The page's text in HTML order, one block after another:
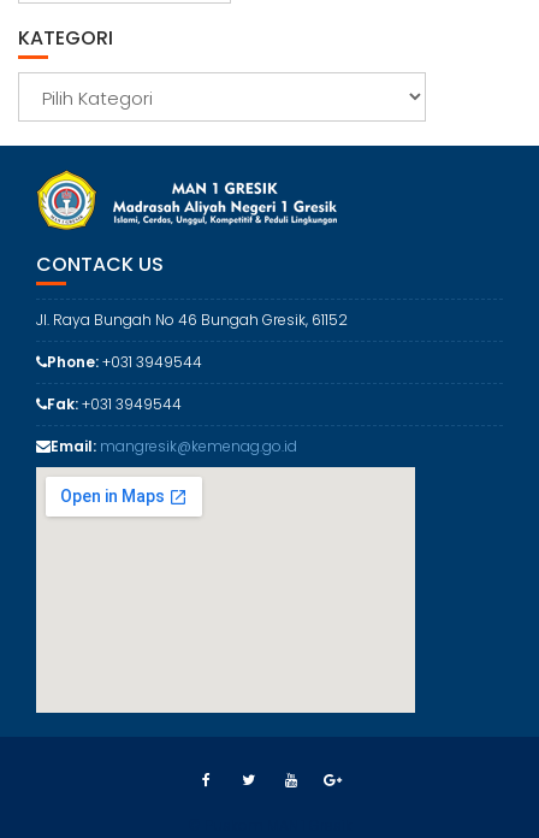
i
KATEGORI
t
CONTACK US
Jl. Raya Bungah No 46 Bungah Gresik, 61152
Phone:+031 3949544
Fak:+031 3949544
Email: mangresik@kemenag.go.id